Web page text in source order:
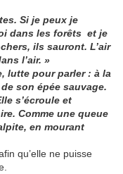
Si je peux je
dans les forêts et je
ils sauront. L’air
l’air. »
lutte pour parler : à la
son épée sauvage.
s’écroule et
Comme une queue
en mourant
qu’elle ne puisse